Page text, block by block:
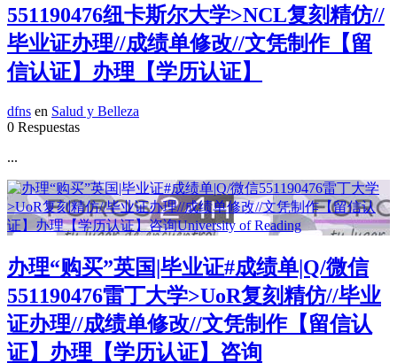
551190476纽卡斯尔大学>NCL复刻精仿//
毕业证办理//成绩单修改//文凭制作【留
信认证】办理【学历认证】
dfns en Salud y Belleza
0 Respuestas
...
办理“购买”英国|毕业证#成绩单|Q/微信
551190476雷丁大学>UoR复刻精仿//毕业
证办理//成绩单修改//文凭制作【留信认
证】办理【学历认证】咨询